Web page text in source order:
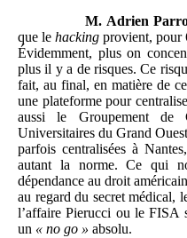
M. Adrien
que le hacking provient, pour
Évidemment, plus on
plus il y a de risques. Ce
fait, au final, en matière de
une plateforme pour
aussi le Groupement de
Universitaires du Grand
parfois centralisées à
autant la norme. Ce qui
dépendance au droit
au regard du secret médical,
l’affaire Pierucci ou le FISA
un « no go » absolu.